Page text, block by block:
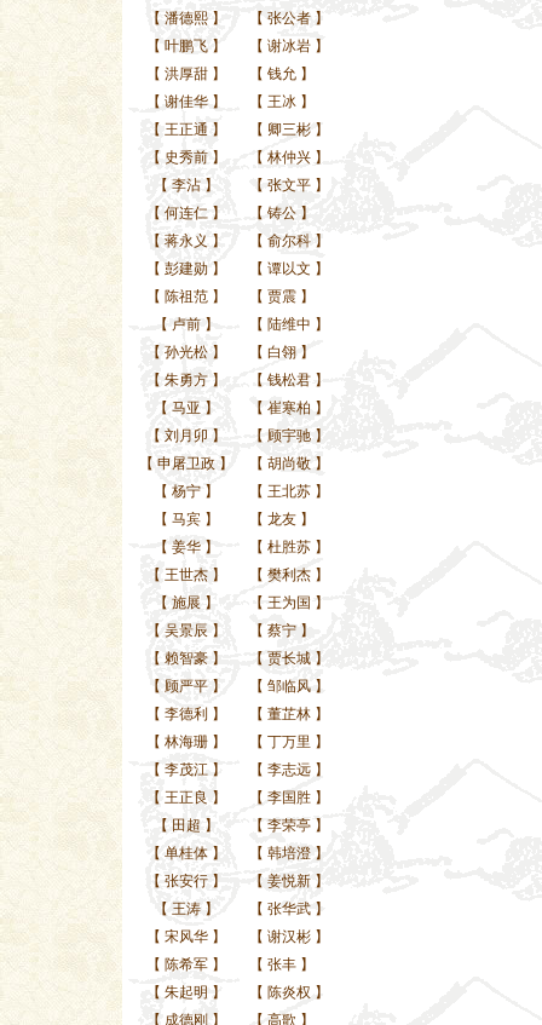
【 潘德熙】 【 张公者 】
【 叶鹏飞】 【 谢冰岩 】
【 洪厚甜】 【 钱允 】
【 谢佳华】 【 王冰 】
【 王正通 】 【 卿三彬 】
【 史秀前】 【 林仲兴 】
【 李沾】 【 张文平 】
【 何连仁】 【 铸公 】
【 蒋永义 】 【 俞尔科 】
【 彭建勋】 【 谭以文 】
【 陈祖范】 【 贾震 】
【 卢前】 【 陆维中 】
【 孙光松】 【 白翎 】
【 朱勇方】 【 钱松君 】
【 马亚 】 【 崔寒柏 】
【 刘月卯 】 【 顾宇驰 】
【 申屠卫政】 【 胡尚敬 】
【 杨宁】 【 王北苏 】
【 马宾】 【 龙友 】
【 姜华】 【 杜胜苏 】
【 王世杰】 【 樊利杰 】
【 施展 】 【 王为国 】
【 吴景辰 】 【 蔡宁 】
【 赖智豪】 【 贾长城 】
【 顾严平】 【 邹临风 】
【 李德利 】 【 董芷林 】
【 林海珊】 【 丁万里 】
【 李茂江】 【 李志远 】
【 王正良 】 【 李国胜 】
【 田超 】 【 李荣亭 】
【 单桂体】 【 韩培澄 】
【 张安行】 【 姜悦新 】
【 王涛】 【 张华武 】
【 宋风华】 【 谢汉彬 】
【 陈希军】 【 张丰 】
【 朱起明 】 【 陈炎权 】
【 成德刚 】 【 高歌 】